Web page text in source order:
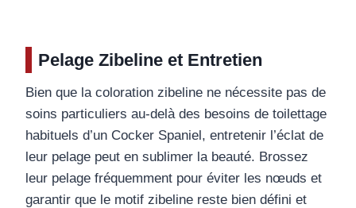
Pelage Zibeline et Entretien
Bien que la coloration zibeline ne nécessite pas de
soins particuliers au-delà des besoins de toilettage
habituels d’un Cocker Spaniel, entretenir l’éclat de
leur pelage peut en sublimer la beauté. Brossez
leur pelage fréquemment pour éviter les nœuds et
garantir que le motif zibeline reste bien défini et